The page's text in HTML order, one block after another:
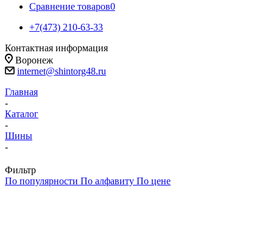
Сравнение товаров0
+7(473) 210-63-33
Контактная информация
Воронеж
internet@shintorg48.ru
Главная
-
Каталог
-
Шины
-
Фильтр
По популярности По алфавиту По цене